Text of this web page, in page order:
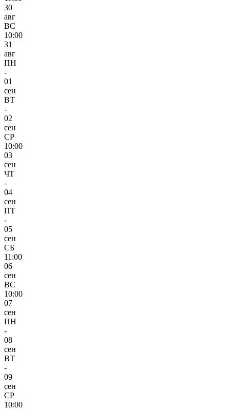
30
авг
ВС
10:00
31
авг
ПН
-
01
сен
ВТ
-
02
сен
СР
10:00
03
сен
ЧТ
-
04
сен
ПТ
-
05
сен
СБ
11:00
06
сен
ВС
10:00
07
сен
ПН
-
08
сен
ВТ
-
09
сен
СР
10:00